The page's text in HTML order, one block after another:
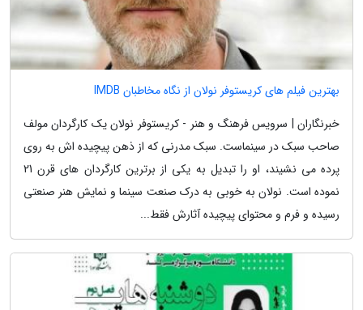
بهترین فیلم های کریستوفر نولان از نگاه مخاطبان IMDB
خبرنگاران | سرویس فرهنگ و هنر - کریستوفر نولان یک کارگردان مولف
صاحب سبک در سینماست. سبک مدرنی که از ذهن پیچیده اش به روی
پرده می نشیند، او را تبدیل به یکی از برترین کارگردان های قرن 21
نموده است. نولان به خوبی به درک صنعت سینما و نمایش هنر صنعتی
رسیده و فرم و محتوای پیچیده آثارش فقط...